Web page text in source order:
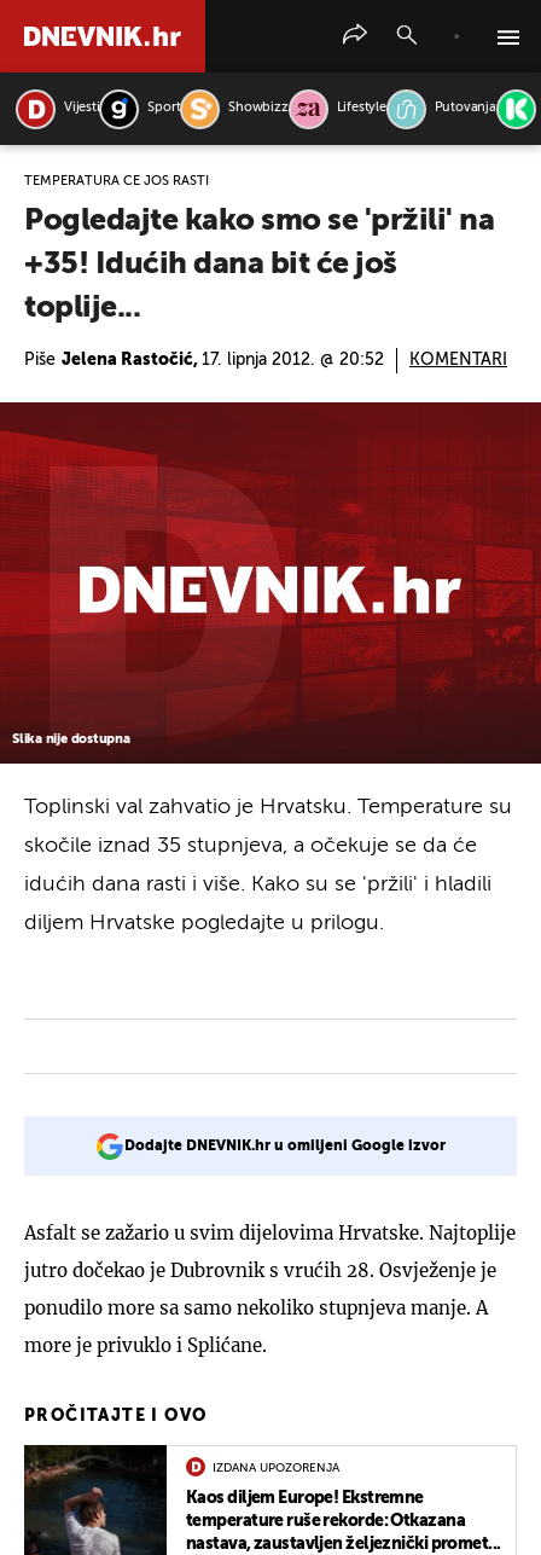
Vijesti Sport Showbizz Lifestyle Putovanja
TEMPERATURA ĆE JOŠ RASTI
Pogledajte kako smo se 'pržili' na
+35! Idućih dana bit će još
toplije...
Piše Jelena Rastočić, 17. lipnja 2012. @ 20:52 KOMENTARI
Slika nije dostupna
Toplinski val zahvatio je Hrvatsku. Temperature su
skočile iznad 35 stupnjeva, a očekuje se da će
idućih dana rasti i više. Kako su se 'pržili' i hladili
diljem Hrvatske pogledajte u prilogu.
Dodajte DNEVNIK.hr u omiljeni Google izvor
Asfalt se zažario u svim dijelovima Hrvatske. Najtoplije
jutro dočekao je Dubrovnik s vrućih 28. Osvježenje je
ponudilo more sa samo nekoliko stupnjeva manje. A
more je privuklo i Splićane.
PROČITAJTE I OVO
IZDANA UPOZORENJA
Kaos diljem Europe! Ekstremne
temperature ruše rekorde: Otkazana
nastava, zaustavljen željeznički promet...
PRETRAŽITE VIJESTI